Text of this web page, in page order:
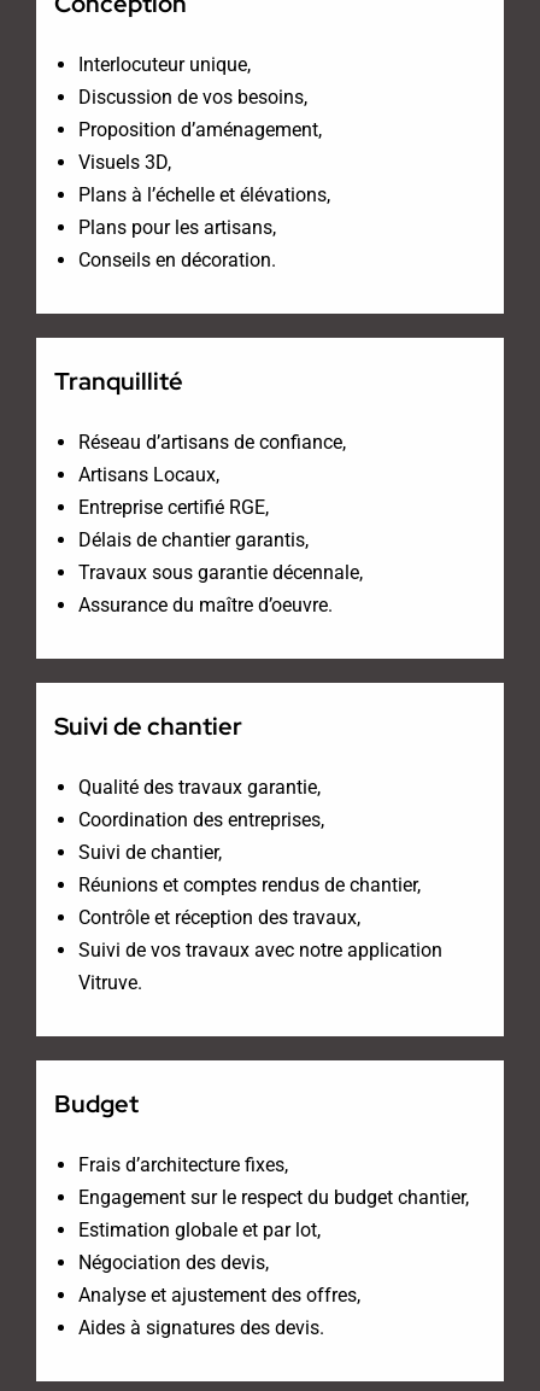
Interlocuteur unique,
Discussion de vos besoins,
Proposition d’aménagement,
Visuels 3D,
Plans à l’échelle et élévations,
Plans pour les artisans,
Conseils en décoration.
Tranquillité
Réseau d’artisans de confiance,
Artisans Locaux,
Entreprise certifié RGE,
Délais de chantier garantis,
Travaux sous garantie décennale,
Assurance du maître d’oeuvre.
Suivi de chantier
Qualité des travaux garantie,
Coordination des entreprises,
Suivi de chantier,
Réunions et comptes rendus de chantier,
Contrôle et réception des travaux,
Suivi de vos travaux avec notre application
Vitruve.
Budget
Frais d’architecture fixes,
Engagement sur le respect du budget chantier,
Estimation globale et par lot,
Négociation des devis,
Analyse et ajustement des offres,
Aides à signatures des devis.